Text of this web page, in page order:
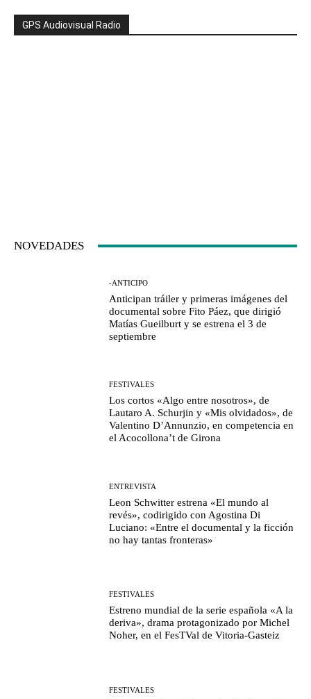
GPS Audiovisual Radio
NOVEDADES
-ANTICIPO
Anticipan tráiler y primeras imágenes del
documental sobre Fito Páez, que dirigió
Matías Gueilburt y se estrena el 3 de
septiembre
FESTIVALES
Los cortos «Algo entre nosotros», de
Lautaro A. Schurjin y «Mis olvidados», de
Valentino D’Annunzio, en competencia en
el Acocollona’t de Girona
ENTREVISTA
Leon Schwitter estrena «El mundo al
revés», codirigido con Agostina Di
Luciano: «Entre el documental y la ficción
no hay tantas fronteras»
FESTIVALES
Estreno mundial de la serie española «A la
deriva», drama protagonizado por Michel
Noher, en el FesTVal de Vitoria-Gasteiz
FESTIVALES